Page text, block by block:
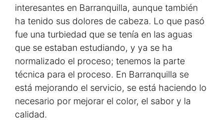
interesantes en Barranquilla, aunque también
ha tenido sus dolores de cabeza. Lo que pasó
fue una turbiedad que se tenía en las aguas
que se estaban estudiando, y ya se ha
normalizado el proceso; tenemos la parte
técnica para el proceso. En Barranquilla se
está mejorando el servicio, se está haciendo lo
necesario por mejorar el color, el sabor y la
calidad.